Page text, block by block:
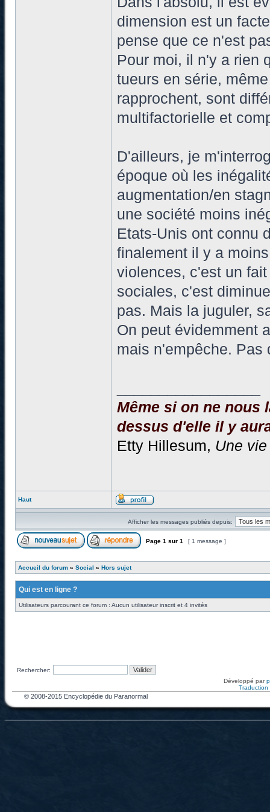
dimension est un
pense que ce n'est
Pour moi, il n'y a rien
tueurs en série,
rapprochent, sont
multifactorielle et
D'ailleurs, je
époque où les
augmentation/en
une société moins
Etats-Unis ont connu
finalement il y a
violences, c'est un
sociales, c'est
pas. Mais la juguler,
On peut évidemment
mais n'empêche. Pas
Même si on ne nous
dessus d'elle il y
Etty Hillesum, Une
Haut
Afficher les messages publiés depuis:
Page 1 sur 1 [ 1 message ]
Accueil du forum » Social » Hors sujet
Qui est en ligne ?
Utilisateurs parcourant ce forum : Aucun utilisateur inscrit et 4 invités
Rechercher:
Développé par
Traduction
© 2008-2015 Encyclopédie du Paranormal